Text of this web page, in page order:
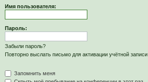
Имя пользователя:
Пароль:
Забыли пароль?
Повторно выслать письмо для активации учётной записи
Запомнить меня